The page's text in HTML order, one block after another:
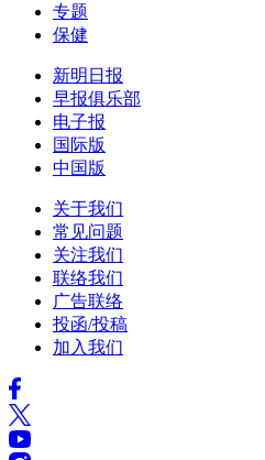
专题
保健
新明日报
早报俱乐部
电子报
国际版
中国版
关于我们
常见问题
关注我们
联络我们
广告联络
投函/投稿
加入我们